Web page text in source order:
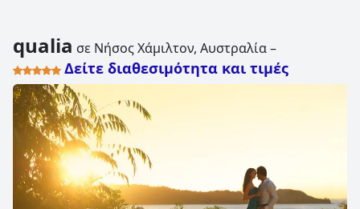
qualia σε Νήσος Χάμιλτον, Αυστραλία –
Δείτε διαθεσιμότητα και τιμές